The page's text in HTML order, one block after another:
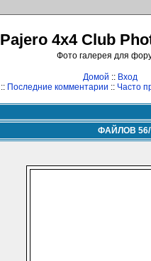
Pajero 4x4 Club
Фото галерея для
Домой :: Вход
:: Последние комментарии :: Часто
ФАЙЛОВ 56/